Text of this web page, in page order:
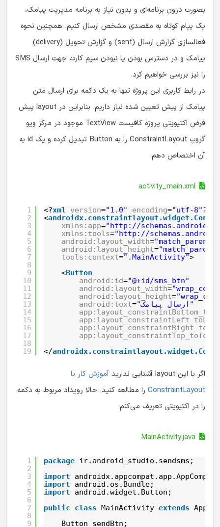
بصورت درون برنامه‌ای و بدون نیاز به برنامه مدیریت پیامک،
یک پیام کوتاه به مقصدی مشخص ارسال کنیم. همچنین نحوه
فعالسازی گزارش ارسال (sent) و گزارش تحویل (delivery)
پیامک و در دسترس بودن یا نبودن سیم کارت جهت ارسال SMS
را نیز بررسی خواهیم کرد.
در رابط کاربری این پروژه تنها به یک دکمه برای ارسال متن
پیامک از پیش تعیین شده نیاز داریم. بنابراین در layout پیش
فرض اکتیویتی پروژه کافیست TextView موجود در مرکز ویو
گروپ ConstraintLayout را به Button تبدیل کرده و یک id به
آن اختصاص دهم:
activity_main.xml
1
2
3
4
5
6
7
8
9
10
11
12
13
14
15
16
17
18
19
<?xml version="1.0" encoding="utf-8"?>
<
xmlns:app="http://
xmlns:tools="http://
android:layout_width="match_parent"
android:layout_height="match_parent"
tools:context=".MainActivity">
<Button
android:id="@+id/sms_btn"
android:layout_width=
android:layout_height=
android:text=
"ارسال پیامک"
app:layout_constraintTop_toTopOf
</
اگر با این layout آشنایی ندارید
آموزش کار با
ConstraintLayout را مطالعه کنید. حالا رویداد مربوط به دکمه
را در اکتیویتی تعریف می‌کنم:
MainActivity.java
1
2
3
4
5
6
7
8
9
package ir.android_studio.sendsms;
import
import
android.os.Bundle;
import
android.widget.Button;
public
class MainActivity extends
Button sendBtn;